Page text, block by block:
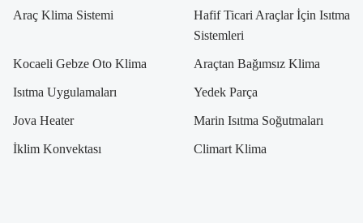
Araç Klima Sistemi
Hafif Ticari Araçlar İçin Isıtma
Sistemleri
Kocaeli Gebze Oto Klima Araçtan Bağımsız Klima
Isıtma Uygulamaları Yedek Parça
Jova Heater Marin Isıtma Soğutmaları
İklim Konvektası Climart Klima